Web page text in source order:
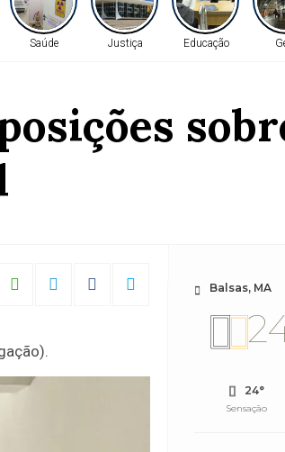
Saúde Justiça Educação
Balsas, MA
24°
Sensação